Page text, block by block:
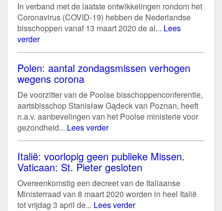
In verband met de laatste ontwikkelingen rondom het
Coronavirus (COVID-19) hebben de Nederlandse
bisschoppen vanaf 13 maart 2020 de al... Lees
verder
Polen: aantal zondagsmissen verhogen
wegens corona
De voorzitter van de Poolse bisschoppenconferentie,
aartsbisschop Stanisław Gądeck van Poznan, heeft
n.a.v. aanbevelingen van het Poolse ministerie voor
gezondheid... Lees verder
Italië: voorlopig geen publieke Missen.
Vaticaan: St. Pieter gesloten
Overeenkomstig een decreet van de Italiaanse
Ministerraad van 8 maart 2020 worden in heel Italië
tot vrijdag 3 april de... Lees verder